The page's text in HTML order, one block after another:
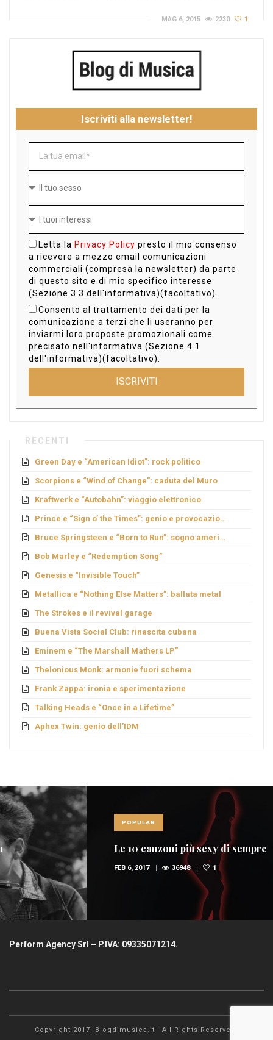
MAG 6, 2015 2230 1
Iscriviti alla newsletter!
Letta la Privacy Policy presto il mio consenso
a ricevere a mezzo email comunicazioni
commerciali (compresa la newsletter) da parte
di questo sito e di mio specifico interesse
(Sezione 3.3 dell'informativa)(facoltativo).
Consento al trattamento dei dati per la
comunicazione a terzi che li useranno per
inviarmi loro proposte promozionali come
precisato nell'informativa (Sezione 4.1
dell'informativa)(facoltativo).
ISCRIVITI
RECENTI
Green Day e “American Idiot”: rock politico
Scorpions e “Wind of Change”: caduta del Muro
Kraftwerk e “Autobahn”: viaggio elettronico
Prince e “Sign o’ the Times”: genio e provocazione
Bruce Springsteen e “Born to Run”: sogno americano
Bob Marley e “Redemption Song”
Genesis e “Invisible Touch”
Metallica e “Nothing Else Matters”: ballata metal
The Strokes e il revival garage
Buena Vista Social Club: rinascita cubana
Eminem e “The Marshall Mathers LP”
Thelonious Monk: armonie fuori schema
Frank Zappa: ironia e sperimentazione
Talking Heads e “Once in a Lifetime”
Aphex Twin: genio dell’IDM
Le 10 canzoni più sexy di sempre
FEB 6, 2017 1
Perform Agency Srl – P.IVA: 09335071214.
Copyright 2017, Blogdimusica.it - All Rights Reserved.